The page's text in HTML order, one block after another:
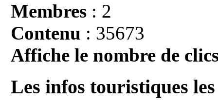
Membres : 2
Contenu : 35673
Affiche le nombre de
Les infos touristiques